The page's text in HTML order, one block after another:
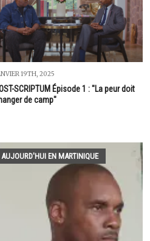
19TH, 2025
SCRIPTUM Épisode 1 : "La peur doit
de camp"
AUJOURD'HUI EN MARTINIQUE